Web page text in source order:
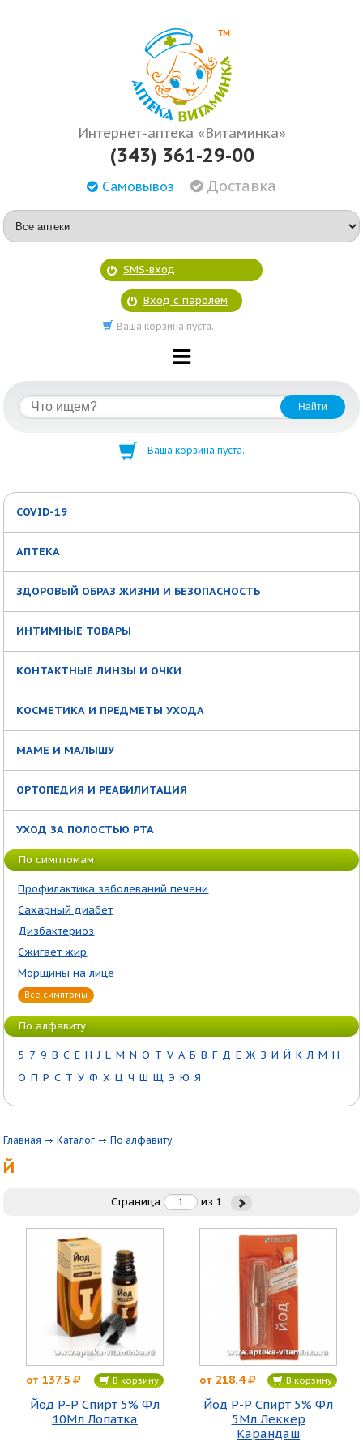
Интернет-аптека «Витаминка»
(343) 361-29-00
Самовывоз Доставка
SMS-вход
Вход с паролем
Ваша корзина пуста.
Ваша корзина пуста.
COVID-19
АПТЕКА
ЗДОРОВЫЙ ОБРАЗ ЖИЗНИ И БЕЗОПАСНОСТЬ
ИНТИМНЫЕ ТОВАРЫ
КОНТАКТНЫЕ ЛИНЗЫ И ОЧКИ
КОСМЕТИКА И ПРЕДМЕТЫ УХОДА
МАМЕ И МАЛЫШУ
ОРТОПЕДИЯ И РЕАБИЛИТАЦИЯ
УХОД ЗА ПОЛОСТЬЮ РТА
По симптомам
Профилактика заболеваний печени
Сахарный диабет
Дизбактериоз
Сжигает жир
Морщины на лице
Все симптомы
По алфавиту
5 7 9 B C E H J L M N O T V А Б В Г Д Е Ж З И Й К Л М Н
О П Р С Т У Ф Х Ц Ч Ш Щ Э Ю Я
Главная Каталог По алфавиту
Й
Страница из 1
от 137.5 В корзину
Йод Р-Р Спирт 5% Фл
10Мл Лопатка
от 218.4 В корзину
Йод Р-Р Спирт 5% Фл
5Мл Леккер
Карандаш